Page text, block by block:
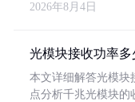
2026年8月4日
光模块接收功率多
本文详细解答光模块
点分析千兆光模块的